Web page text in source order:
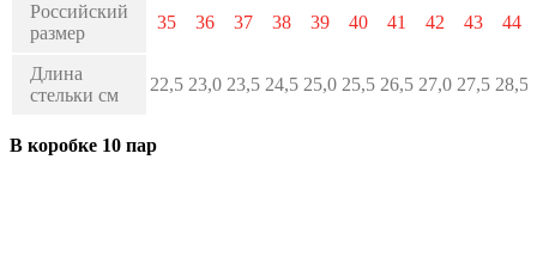
Российский
размер
35 36 37 38 39 40 41 42 43 44
Длина
стельки см
22,5 23,0 23,5 24,5 25,0 25,5 26,5 27,0 27,5 28,5
В коробке 10 пар